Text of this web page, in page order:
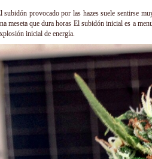
subidón provocado por las hazes suele sentirse
meseta que dura horas El subidón inicial es a
inicial de energía.